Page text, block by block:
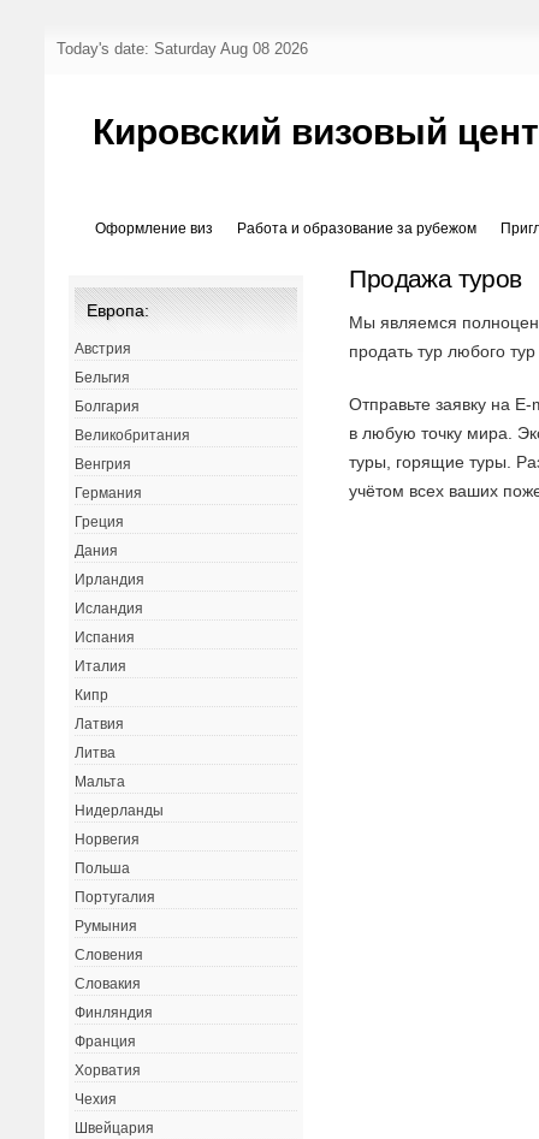
Today's date: Saturday Aug 08 2026
Кировский визовый
Оформление виз Работа и образование за рубежом
Продажа туров
Мы являемся
продать тур любого
Отправьте заявку на
в любую точку мира.
туры, горящие туры.
учётом всех ваших
Европа:
Австрия
Бельгия
Болгария
Великобритания
Венгрия
Германия
Греция
Дания
Ирландия
Исландия
Испания
Италия
Кипр
Латвия
Литва
Мальта
Нидерланды
Норвегия
Польша
Португалия
Румыния
Словения
Словакия
Финляндия
Франция
Хорватия
Чехия
Швейцария